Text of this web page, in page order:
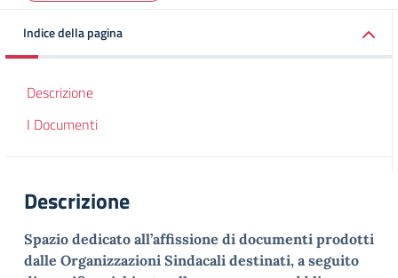
Indice della pagina
Descrizione
I Documenti
Descrizione
Spazio dedicato all’affissione di documenti prodotti
dalle Organizzazioni Sindacali destinati, a seguito